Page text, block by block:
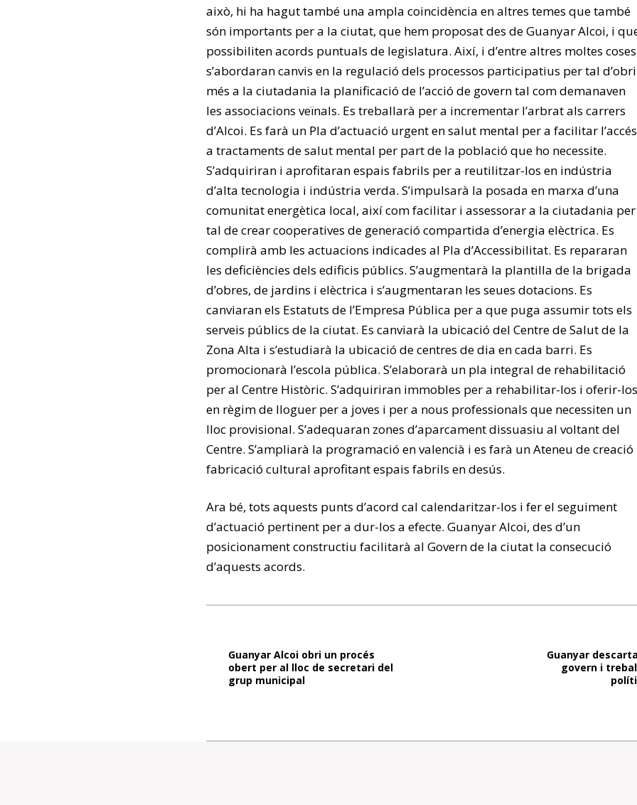
això, hi ha hagut també una ampla coincidència en altres temes que també
són importants per a la ciutat, que hem proposat des de Guanyar Alcoi, i
possibiliten acords puntuals de legislatura. Així, i d’entre altres moltes
s’abordaran canvis en la regulació dels processos participatius per tal
més a la ciutadania la planificació de l’acció de govern tal com demanaven
les associacions veïnals. Es treballarà per a incrementar l’arbrat als carrers
d’Alcoi. Es farà un Pla d’actuació urgent en salut mental per a facilitar l’accés
a tractaments de salut mental per part de la població que ho necessite.
S’adquiriran i aprofitaran espais fabrils per a reutilitzar-los en indústria
d’alta tecnologia i indústria verda. S’impulsarà la posada en marxa d’una
comunitat energètica local, així com facilitar i assessorar a la ciutadania per
tal de crear cooperatives de generació compartida d’energia elèctrica. Es
complirà amb les actuacions indicades al Pla d’Accessibilitat. Es repararan
les deficiències dels edificis públics. S’augmentarà la plantilla de la brigada
d’obres, de jardins i elèctrica i s’augmentaran les seues dotacions. Es
canviaran els Estatuts de l’Empresa Pública per a que puga assumir tots els
serveis públics de la ciutat. Es canviarà la ubicació del Centre de Salut de la
Zona Alta i s’estudiarà la ubicació de centres de dia en cada barri. Es
promocionarà l’escola pública. S’elaborarà un pla integral de rehabilitació
per al Centre Històric. S’adquiriran immobles per a rehabilitar-los i oferir-los
en règim de lloguer per a joves i per a nous professionals que necessiten un
lloc provisional. S’adequaran zones d’aparcament dissuasiu al voltant del
Centre. S’ampliarà la programació en valencià i es farà un Ateneu de creació
fabricació cultural aprofitant espais fabrils en desús.
Ara bé, tots aquests punts d’acord cal calendaritzar-los i fer el seguiment
d’actuació pertinent per a dur-los a efecte. Guanyar Alcoi, des d’un
posicionament constructiu facilitarà al Govern de la ciutat la consecució
d’aquests acords.
Guanyar
govern i
Guanyar Alcoi obri un procés
obert per al lloc de secretari del
grup municipal